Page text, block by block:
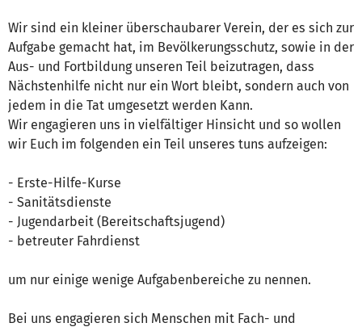
Wir sind ein kleiner überschaubarer Verein, der es sich zur
Aufgabe gemacht hat, im Bevölkerungsschutz, sowie in der
Aus- und Fortbildung unseren Teil beizutragen, dass
Nächstenhilfe nicht nur ein Wort bleibt, sondern auch von
jedem in die Tat umgesetzt werden Kann.
Wir engagieren uns in vielfältiger Hinsicht und so wollen
wir Euch im folgenden ein Teil unseres tuns aufzeigen:
- Erste-Hilfe-Kurse
- Sanitätsdienste
- Jugendarbeit (Bereitschaftsjugend)
- betreuter Fahrdienst
um nur einige wenige Aufgabenbereiche zu nennen.
Bei uns engagieren sich Menschen mit Fach- und